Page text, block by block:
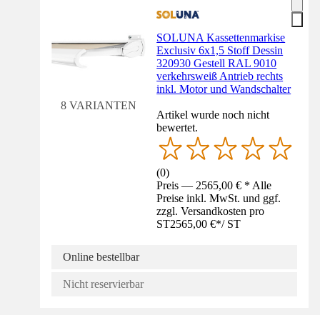
8 VARIANTEN
SOLUNA Kassettenmarkise
Exclusiv 6x1,5 Stoff Dessin
320930 Gestell RAL 9010
verkehrsweiß Antrieb rechts
inkl. Motor und Wandschalter
Artikel wurde noch nicht
bewertet.
(0)
Preis — 2565,00 € * Alle
Preise inkl. MwSt. und ggf.
zzgl. Versandkosten pro
ST2565,00 €*/ ST
Online bestellbar
Nicht reservierbar